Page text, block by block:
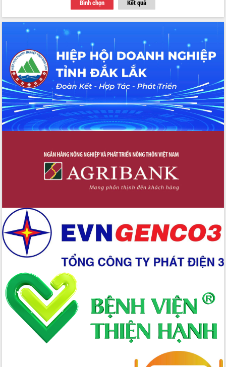
Thứ trưởng Bộ Y tế làm việc với tỉnh
Đắk Lắk về phát triển nhân lực y tế
cho trạm y tế cấp xã
Du lịch Đắk Lắk nâng tầm trải nghiệm
du khách thông qua Hệ thống cơ sở dữ
liệu và Bản đồ số
Tập huấn ứng dụng trí tuệ nhân tạo (AI)
trong thương mại điện tử năm 2026
Đoàn đại biểu Quốc hội tỉnh Đắk Lắk
trao đổi thông tin trước Kỳ họp thứ
nhất, Quốc hội khóa XVI
Quyết liệt cải cách hành chính, khơi
Nâng cao hiệu lực, hiệu quả HĐND
tỉnh thông qua hiện đại hóa hành chính
Xã Ea Phê gắn cải cách hành chính với
chuyển đổi số
Hồ Thị Nguyên Thảo làm việc tại Trung
tâm Phục vụ hành chính công xã Ea
Xây dựng nền hành chính số đồng
hành cùng nông dân dân, doanh nghiệp
Giai đoạn 2026-2030, Đắk Lắk phấn
đấu có 77% xã đạt chuẩn nông thôn
mới
Chuyển đổi số 'mở đường' cho nông
nghiệp Đắk Lắk tăng trưởng bứt phá
Triển khai đồng bộ đo đạc, lập hồ sơ
địa chính, hoàn thiện cơ sở dữ liệu đất
Bình chọn Kết quả